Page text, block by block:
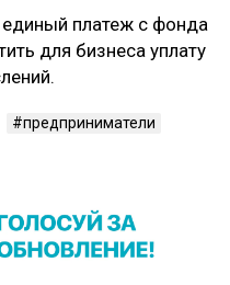
платеж с фонда
для бизнеса уплату
предприниматели